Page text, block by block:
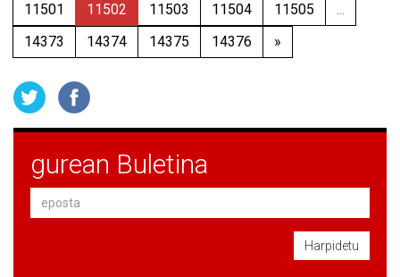
11501
11502 11503 11504 11505
...
14373
14374 14375 14376 »
gurean Buletina
Harpidetu